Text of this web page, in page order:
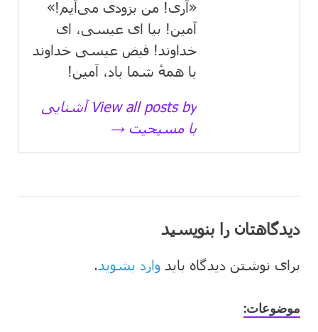
«آری! من بزودی می‌آیم!»
آمین! بیا ای عیسی، ای
خداوند! فیض عیسی خداوند
با همهٔ شما باد، آمین!
View all posts by آشنایی
با مسیحیت →
دیدگاهتان را بنویسید
برای نوشتن دیدگاه باید وارد بشوید .
موضوعات: